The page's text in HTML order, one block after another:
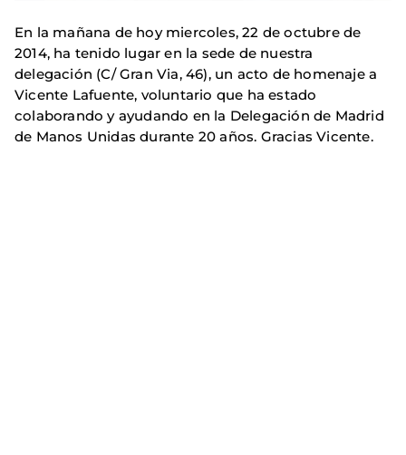
En la mañana de hoy miercoles, 22 de octubre de
2014, ha tenido lugar en la sede de nuestra
delegación (C/ Gran Via, 46), un acto de homenajea
Vicente Lafuente, voluntario que ha estado
colaborando y ayudando en la Delegación de Madrid
de Manos Unidas durante 20 años. Gracias Vicente.